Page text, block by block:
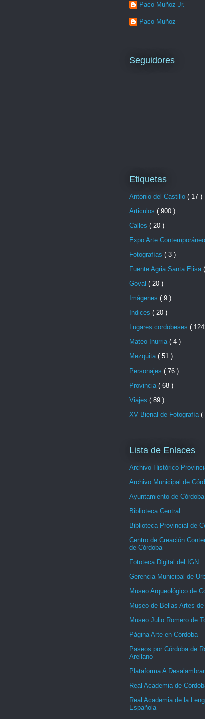
Paco Muñoz Jr.
Paco Muñoz
Seguidores
Etiquetas
Antonio del Castillo ( 17 )
Articulos ( 900 )
Calles ( 20 )
Expo Arte
Fotografías ( 3 )
Fuente Agria Santa Elisa
Goval ( 20 )
Imágenes ( 9 )
Indices ( 20 )
Lugares cordobeses (
Mateo Inurria ( 4 )
Mezquita ( 51 )
Personajes ( 76 )
Provincia ( 68 )
Viajes ( 89 )
XV Bienal de Fotografía (
Lista de Enlaces
Archivo Histórico
Archivo Municipal de
Ayuntamiento de Córdoba
Biblioteca Central
Biblioteca Provincial de
Centro de Creación
de Córdoba
Fototeca Digital del IGN
Gerencia Municipal de
Museo Arqueológico de
Museo de Bellas Artes
Museo Julio Romero de
Página Arte en Córdoba
Paseos por Córdoba de
Arellano
Plataforma A Desalambrar
Real Academia de
Real Academia de la
Española